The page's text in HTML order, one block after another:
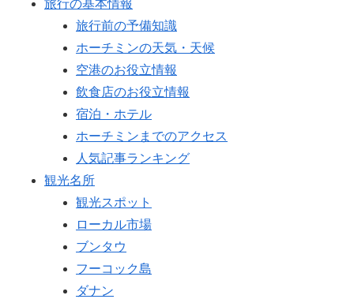
旅行の基本情報
旅行前の予備知識
ホーチミンの天気・天候
空港のお役立情報
飲食店のお役立情報
宿泊・ホテル
ホーチミンまでのアクセス
人気記事ランキング
観光名所
観光スポット
ローカル市場
ブンタウ
フーコック島
ダナン